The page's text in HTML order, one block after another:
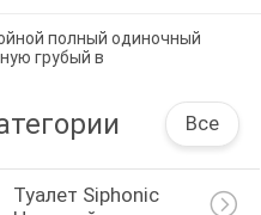
полный одиночный
грубый в
Все
Туалет Siphonic